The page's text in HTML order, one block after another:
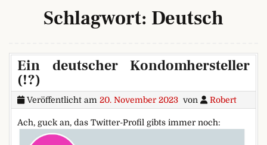
Schlagwort: Deutsch
Ein deutscher Kondomhersteller
(!?)
Veröffentlicht am 20. November 2023 von Robert
Ach, guck an, das Twitter-Profil gibts immer noch: